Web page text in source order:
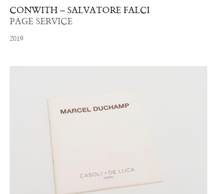
CONWITH – SALVATORE FALCI
PAGE SERVICE
2019